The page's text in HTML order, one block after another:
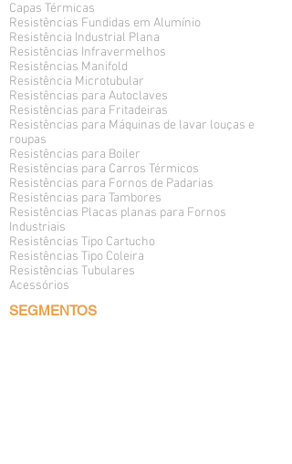
Capas Térmicas
Resistências Fundidas em Alumínio
Resistência Industrial Plana
Resistências Infravermelhos
Resistências Manifold
Resistência Microtubular
Resistências para Autoclaves
Resistências para Fritadeiras
Resistências para Máquinas de lavar louças e
roupas
Resistências para Boiler
Resistências para Carros Térmicos
Resistências para Fornos de Padarias
Resistências para Tambores
Resistências Placas planas para Fornos
Industriais
Resistências Tipo Cartucho
Resistências Tipo Coleira
Resistências Tubulares
Acessórios
SEGMENTOS